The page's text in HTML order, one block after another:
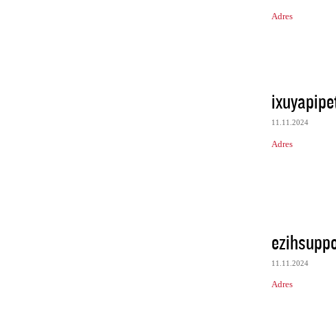
Adres
11.11.2024
Adres
11.11.2024
Adres